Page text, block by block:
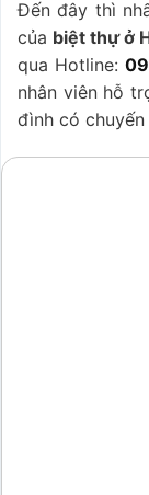
Đến đây thì
của biệt thự ở
qua Hotline:
nhân viên hỗ
đình có